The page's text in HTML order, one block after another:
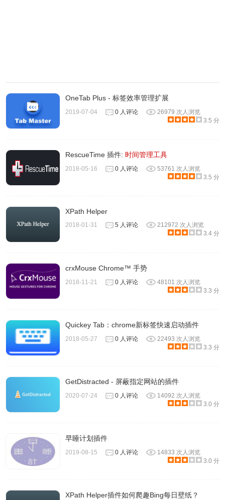
定一个完成时间。
8、使用过一段时间后，你还可以在小番茄插件的【报表】页
面查看自己的任务管理统计。比如专注时间、完成任务数等
OneTab Plus - 标签效率管理扩展
2019-07-04 0 人评论
26979 次人浏览
3.5 分
RescueTime 插件: 时间管理工具
2018-05-16 0 人评论
53761 次人浏览
3.5 分
XPath Helper
2018-01-31 5 人评论
212972 次人浏览
3.4 分
crxMouse Chrome™ 手势
2018-11-21 0 人评论
48101 次人浏览
3.3 分
Quickey Tab：chrome新标签快速启动插件
2018-05-27 0 人评论
22493 次人浏览
3.3 分
GetDistracted - 屏蔽指定网站的插件
2020-07-24 0 人评论
14092 次人浏览
3.0 分
早睡计划插件
2019-08-15 0 人评论
14833 次人浏览
3.0 分
XPath Helper插件如何爬趣Bing每日壁纸？